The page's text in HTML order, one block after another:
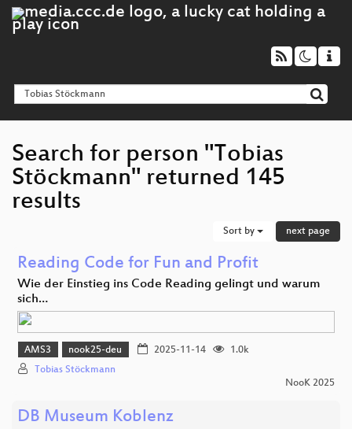
Search for person "Tobias
Stöckmann" returned 145
results
Sort by next page
Reading Code for Fun and Profit
Wie der Einstieg ins Code Reading gelingt und warum
sich…
AMS3 nook25-deu 2025-11-14
1.0k
Tobias Stöckmann
NooK 2025
DB Museum Koblenz